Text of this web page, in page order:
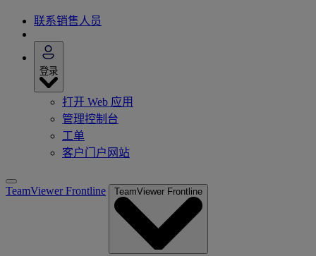
联系销售人员
登录
打开 Web 应用
管理控制台
工单
客户门户网站
TeamViewer Frontline TeamViewer Frontline